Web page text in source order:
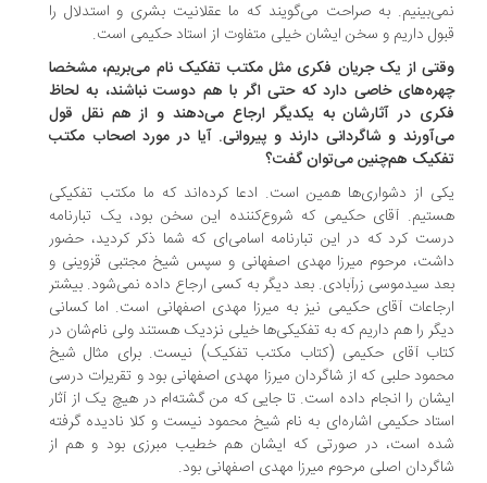
به صراحت می‌گویند که ما عقلانیت بشری و استدلال را
داریم و سخن ایشان خیلی متفاوت از استاد حکیمی است.
از یک جریان فکری مثل مکتب تفکیک نام می‌بریم، مشخصا
خاصی دارد که حتی اگر با هم دوست نباشند، به لحاظ
در آثارشان به یکدیگر ارجاع می‌دهند و از هم نقل قول
و شاگردانی دارند و پیروانی. آیا در مورد اصحاب مکتب
هم‌چنین می‌توان گفت؟
از دشواری‌ها همین است. ادعا کرده‌اند که ما مکتب تفکیکی
آقای حکیمی که شروع‌کننده ‌این سخن بود، یک تبارنامه
کرد که در این تبارنامه اسامی‌ای که شما ذکر کردید، حضور
مرحوم میرزا مهدی اصفهانی و سپس شیخ مجتبی قزوینی و
سیدموسی زرآبادی. بعد دیگر به کسی ارجاع داده نمی‌شود. بیشتر
آقای حکیمی نیز به میرزا مهدی اصفهانی است. اما کسانی
دیگر را هم داریم که به تفکیکی‌ها خیلی نزدیک هستند ولی نام‌‎شان در
آقای حکیمی (کتاب مکتب تفکیک) نیست. برای مثال شیخ
حلبی که از شاگردان میرزا مهدی اصفهانی بود و تقریرات درسی
را انجام داده است. تا جایی که من گشته‌ام در هیچ یک از آثار
حکیمی اشاره‌ای به نام شیخ محمود نیست و کلا نادیده گرفته
است، در صورتی که ‌ایشان هم خطیب مبرزی بود و هم از
اصلی مرحوم میرزا مهدی اصفهانی بود.